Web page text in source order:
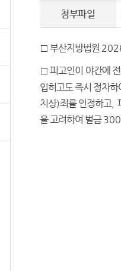
첨부파일
□ 부산지방법원
□ 피고인이 야간에
입히고도 즉시 정차
치상)죄를 인정하고,
을 고려하여 벌금300